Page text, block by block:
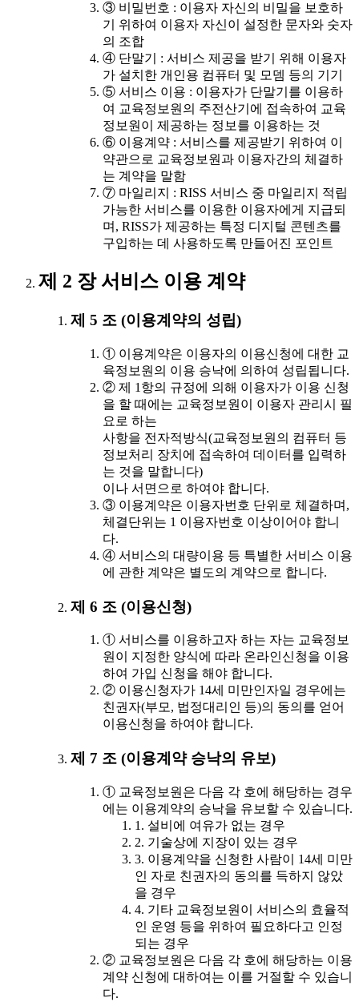
③ 비밀번호 : 이용자 자신의 비밀을 보호하
기 위하여 이용자 자신이 설정한 문자와 숫자
의 조합
④ 단말기 : 서비스 제공을 받기 위해 이용자
가 설치한 개인용 컴퓨터 및 모뎀 등의 기기
⑤ 서비스 이용 : 이용자가 단말기를 이용하
여 교육정보원의 주전산기에 접속하여 교육
정보원이 제공하는 정보를 이용하는 것
⑥ 이용계약 : 서비스를 제공받기 위하여 이
약관으로 교육정보원과 이용자간의 체결하
는 계약을 말함
⑦ 마일리지 : RISS 서비스 중 마일리지 적립
가능한 서비스를 이용한 이용자에게 지급되
며, RISS가 제공하는 특정 디지털 콘텐츠를
구입하는 데 사용하도록 만들어진 포인트
제 2 장 서비스 이용 계약
제 5 조 (이용계약의 성립)
① 이용계약은 이용자의 이용신청에 대한 교
육정보원의 이용 승낙에 의하여 성립됩니다.
② 제 1항의 규정에 의해 이용자가 이용 신청
을 할 때에는 교육정보원이 이용자 관리시 필
요로 하는
사항을 전자적방식(교육정보원의 컴퓨터 등
정보처리 장치에 접속하여 데이터를 입력하
는 것을 말합니다)
이나 서면으로 하여야 합니다.
③ 이용계약은 이용자번호 단위로 체결하며,
체결단위는 1 이용자번호 이상이어야 합니
다.
④ 서비스의 대량이용 등 특별한 서비스 이용
에 관한 계약은 별도의 계약으로 합니다.
제 6 조 (이용신청)
① 서비스를 이용하고자 하는 자는 교육정보
원이 지정한 양식에 따라 온라인신청을 이용
하여 가입 신청을 해야 합니다.
② 이용신청자가 14세 미만인자일 경우에는
친권자(부모, 법정대리인 등)의 동의를 얻어
이용신청을 하여야 합니다.
제 7 조 (이용계약 승낙의 유보)
① 교육정보원은 다음 각 호에 해당하는 경우
에는 이용계약의 승낙을 유보할 수 있습니다.
1. 설비에 여유가 없는 경우
2. 기술상에 지장이 있는 경우
3. 이용계약을 신청한 사람이 14세 미만
인 자로 친권자의 동의를 득하지 않았
을 경우
4. 기타 교육정보원이 서비스의 효율적
인 운영 등을 위하여 필요하다고 인정
되는 경우
② 교육정보원은 다음 각 호에 해당하는 이용
계약 신청에 대하여는 이를 거절할 수 있습니
다.